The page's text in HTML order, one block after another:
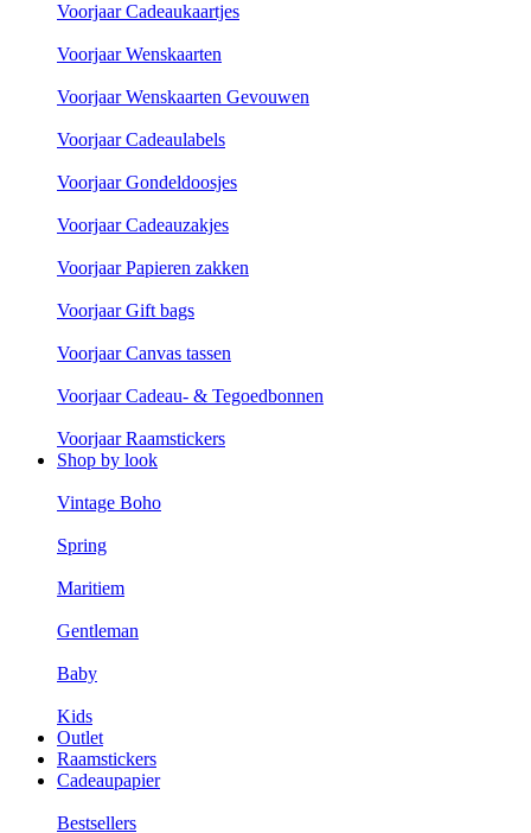
Voorjaar Cadeaukaartjes
Voorjaar Wenskaarten
Voorjaar Wenskaarten Gevouwen
Voorjaar Cadeaulabels
Voorjaar Gondeldoosjes
Voorjaar Cadeauzakjes
Voorjaar Papieren zakken
Voorjaar Gift bags
Voorjaar Canvas tassen
Voorjaar Cadeau- & Tegoedbonnen
Voorjaar Raamstickers
Shop by look
Vintage Boho
Spring
Maritiem
Gentleman
Baby
Kids
Outlet
Raamstickers
Cadeaupapier
Bestsellers